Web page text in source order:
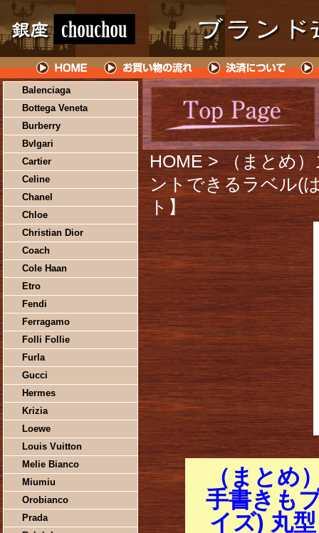
Balenciaga
Bottega Veneta
Burberry
Bvlgari
Cartier
Celine
Chanel
Chloe
Christian Dior
Coach
Cole Haan
Etro
Fendi
Ferragamo
Folli Follie
Furla
Gucci
Hermes
Krizia
Loewe
Louis Vuitton
Melie Bianco
Miumiu
Orobianco
Prada
HOME > （まとめ
ントできるラベル(
ト】
（まとめ
手書きも
イズ) 丸